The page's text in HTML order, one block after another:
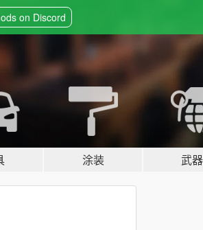
on Discord
涂装 武器